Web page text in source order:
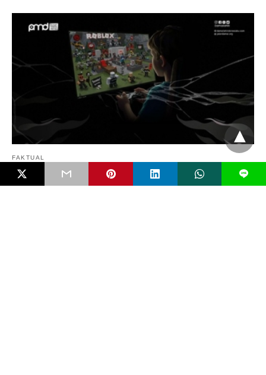
FAKTUAL
White Supremacy dan Gelombang Teror Baru
L